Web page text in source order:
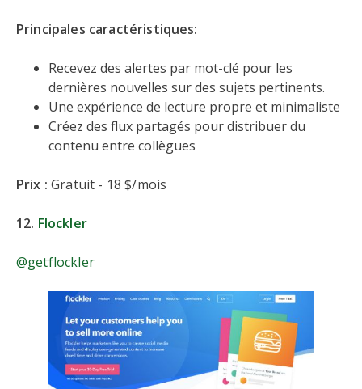
Principales caractéristiques:
Recevez des alertes par mot-clé pour les
dernières nouvelles sur des sujets pertinents.
Une expérience de lecture propre et minimaliste
Créez des flux partagés pour distribuer du
contenu entre collègues
Prix : Gratuit - 18 $/mois
12. Flockler
@getflockler